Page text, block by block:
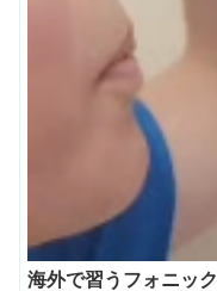
海外で習うフォニッ